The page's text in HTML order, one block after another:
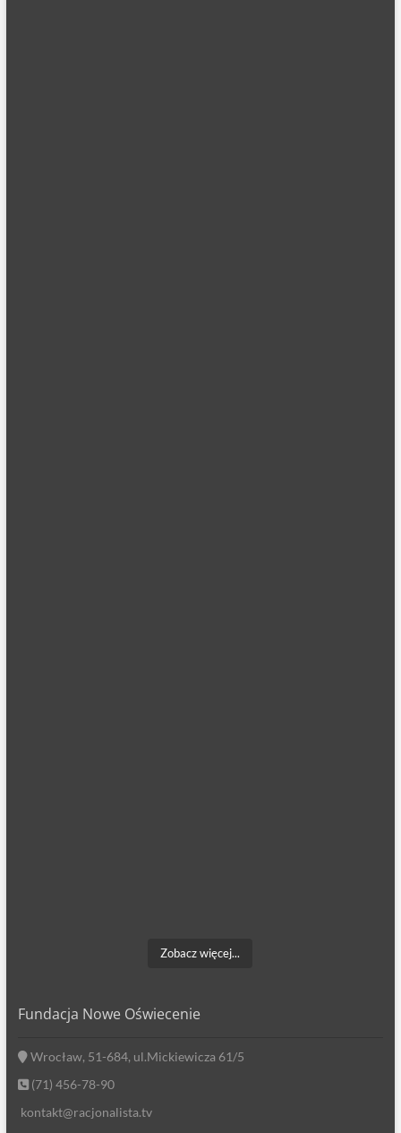
Zobacz więcej...
Fundacja Nowe Oświecenie
Wrocław, 51-684, ul.Mickiewicza 61/5
(71) 456-78-90
kontakt@racjonalista.tv